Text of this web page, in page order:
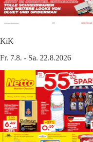
KiK
Fr. 7.8. - Sa. 22.8.2026